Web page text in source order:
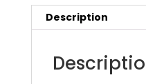
Description